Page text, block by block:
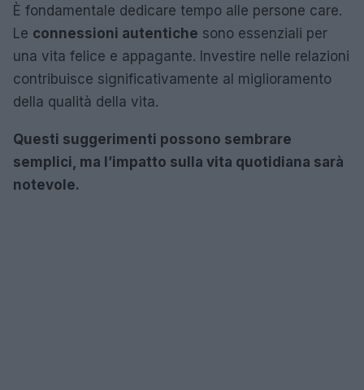
È fondamentale dedicare tempo alle persone care.
Le connessioni autentiche sono essenziali per
una vita felice e appagante. Investire nelle relazioni
contribuisce significativamente al miglioramento
della qualità della vita.
Questi suggerimenti possono sembrare
semplici, ma l’impatto sulla vita quotidiana sarà
notevole.